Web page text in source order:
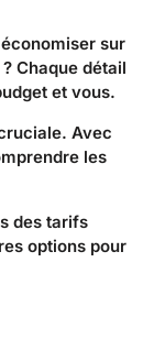
sur
Chaque détail
et vous.
Avec
les
des tarifs
options pour